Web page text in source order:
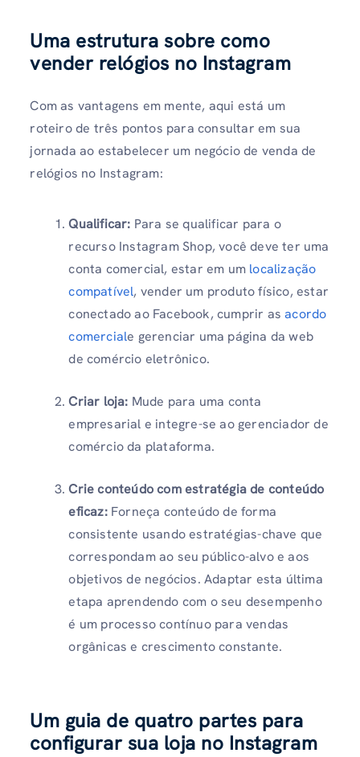
Uma estrutura sobre como
vender relógios no Instagram
Com as vantagens em mente, aqui está um
roteiro de três pontos para consultar em sua
jornada ao estabelecer um negócio de venda de
relógios no Instagram:
Qualificar: Para se qualificar para o
recurso Instagram Shop, você deve ter uma
conta comercial, estar em um localização
compatível, vender um produto físico, estar
conectado ao Facebook, cumprir asacordo
comerciale gerenciar uma página da web
de comércio eletrônico.
Criar loja: Mude para uma conta
empresarial e integre-se ao gerenciador de
comércio da plataforma.
Crie conteúdo com estratégia de conteúdo
eficaz: Forneça conteúdo de forma
consistente usando estratégias-chave que
correspondam ao seu público-alvo e aos
objetivos de negócios. Adaptar esta última
etapa aprendendo com o seu desempenho
é um processo contínuo para vendas
orgânicas e crescimento constante.
Um guia de quatro partes para
configurar sua loja no Instagram